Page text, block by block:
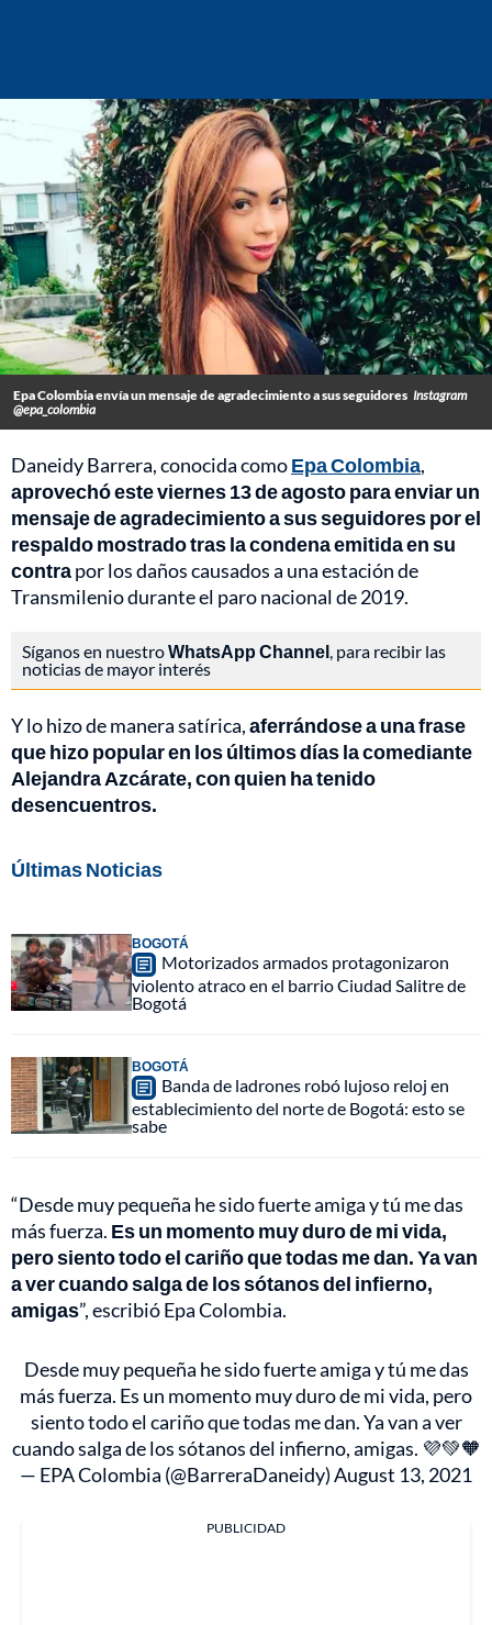
Epa Colombia envía un mensaje de agradecimiento a sus seguidores Instagram
@epa_colombia
Daneidy Barrera, conocida comoEpa Colombia,
aprovechó este viernes 13 de agosto para enviar un
mensaje de agradecimiento a sus seguidores por el
respaldo mostrado tras la condena emitida en su
contrapor los daños causados a una estación de
Transmilenio durante el paro nacional de 2019.
Síganos en nuestroWhatsApp Channel, para recibir las
noticias de mayor interés
Y lo hizo de manera satírica,aferrándose a una frase
que hizo popular en los últimos días la comediante
Alejandra Azcárate, con quien ha tenido
desencuentros.
Últimas Noticias
BOGOTÁ
Motorizados armados protagonizaron
violento atraco en el barrio Ciudad Salitre de
Bogotá
BOGOTÁ
Banda de ladrones robó lujoso reloj en
establecimiento del norte de Bogotá: esto se
sabe
“Desde muy pequeña he sido fuerte amiga y tú me das
más fuerza. Es un momento muy duro de mi vida,
pero siento todo el cariño que todas me dan. Ya van
a ver cuando salga de los sótanos del infierno,
amigas”, escribió Epa Colombia.
Desde muy pequeña he sido fuerte amiga y tú me das
más fuerza. Es un momento muy duro de mi vida, pero
siento todo el cariño que todas me dan. Ya van a ver
cuando salga de los sótanos del infierno, amigas. 💜💚🧡
— EPA Colombia (@BarreraDaneidy)August 13, 2021
PUBLICIDAD